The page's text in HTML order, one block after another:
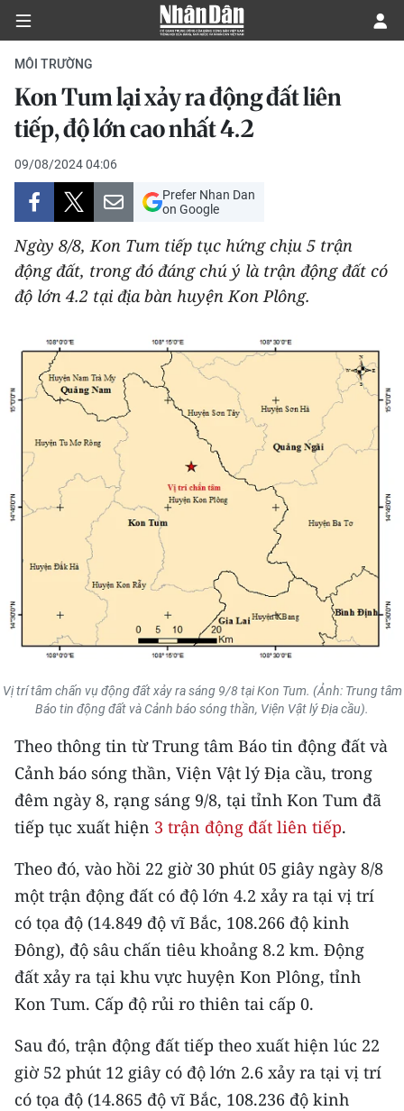
CHÍNH TRỊ
KINH TẾ
VĂN HÓA
XÃ HỘI
PHÁP LUẬT
DU LỊCH
THẾ GIỚI
GIÁO DỤC
Y TẾ
KHOA HỌC - CÔNG NGHỆ
MÔI TRƯỜNG
BẠN ĐỌC
KIỂM CHỨNG THÔNG TIN
54 DÂN TỘC VIỆT NAM
CHƯƠNG TRÌNH OCOP - MỖI XÃ
MỘT SẢN PHẨM
RADIO
MEDIA CENTER
E-Magazine
Media Chính trị
Media Kinh tế
MÔI TRƯỜNG
Kon Tum lại xảy ra động đất liên
tiếp, độ lớn cao nhất 4.2
09/08/2024 04:06
Prefer Nhan Dan
on Google
Ngày 8/8, Kon Tum tiếp tục hứng chịu 5 trận
động đất, trong đó đáng chú ý là trận động đất có
độ lớn 4.2 tại địa bàn huyện Kon Plông.
Vị trí tâm chấn vụ động đất xảy ra sáng 9/8 tại Kon Tum. (Ảnh: Trung tâm
Báo tin động đất và Cảnh báo sóng thần, Viện Vật lý Địa cầu).
Theo thông tin từ Trung tâm Báo tin động đất và
Cảnh báo sóng thần, Viện Vật lý Địa cầu, trong
đêm ngày 8, rạng sáng 9/8, tại tỉnh Kon Tum đã
tiếp tục xuất hiện 3 trận động đất liên tiếp.
Theo đó, vào hồi 22 giờ 30 phút 05 giây ngày 8/8
một trận động đất có độ lớn 4.2 xảy ra tại vị trí
có tọa độ (14.849 độ vĩ Bắc, 108.266 độ kinh
Đông), độ sâu chấn tiêu khoảng 8.2 km. Động
đất xảy ra tại khu vực huyện Kon Plông, tỉnh
Kon Tum. Cấp độ rủi ro thiên tai cấp 0.
Sau đó, trận động đất tiếp theo xuất hiện lúc 22
giờ 52 phút 12 giây có độ lớn 2.6 xảy ra tại vị trí
có tọa độ (14.865 độ vĩ Bắc, 108.236 độ kinh